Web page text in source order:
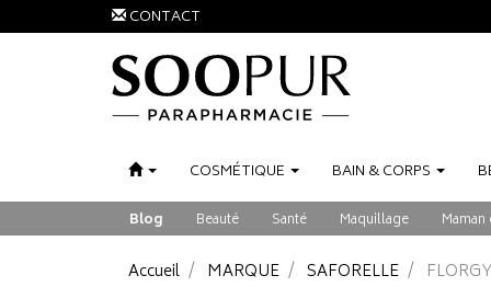
CONTACT
COSMÉTIQUE BAIN &CORPS
Blog Beauté Santé Maquillage
Accueil MARQUE SAFORELLE